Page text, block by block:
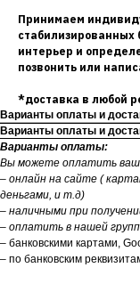
Принимаем
стабилизированных
интерьер и
позвонить или
*доставка в любой
Варианты оплаты и
Варианты оплаты и
Варианты оплаты:
Вы можете оплатить ваш
– онлайн на сайте (
деньгами, и т.д)
– наличными при
– оплатить в нашей
– банковскими картами,
– по банковским